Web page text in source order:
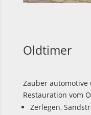
Oldtimer
Zauber
Restauration vom
Zerlegen,